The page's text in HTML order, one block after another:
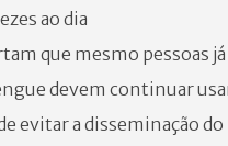
ao dia
que mesmo pessoas
devem continuar
evitar a disseminação